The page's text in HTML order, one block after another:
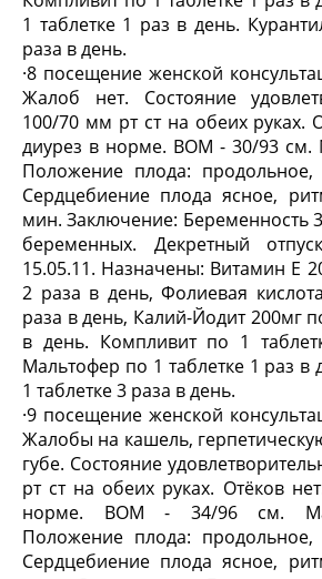
1 таблетке 1 раз в день.
раза в день.
·8 посещение женской
Жалоб нет. Состояние
100/70 мм рт ст на обеих руках.
диурез в норме. ВОМ - 30/93 см.
Положение плода: продольное,
Сердцебиение плода ясное,
мин. Заключение: Беременность
беременных. Декретный
15.05.11. Назначены: Витамин Е
2 раза в день, Фолиевая
раза в день, Калий-Йодит 200мг
в день. Компливит по 1
Мальтофер по 1 таблетке 1 раз в
1 таблетке 3 раза в день.
·9 посещение женской
Жалобы на кашель,
губе. Состояние
рт ст на обеих руках. Отёков
норме. ВОМ - 34/96 см.
Положение плода: продольное,
Сердцебиение плода ясное,